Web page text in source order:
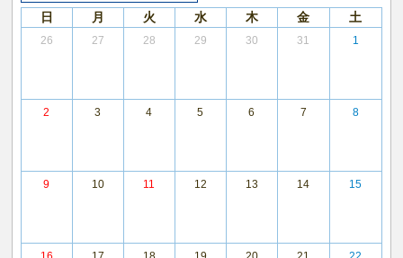
日 月 火 水 木 金 土
26 27 28 29 30 31 1
2 3 4 5 6 7 8
9 10 11 12 13 14 15